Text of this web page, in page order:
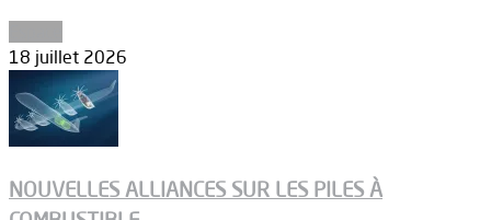
18 juillet 2026
NOUVELLES ALLIANCES SUR LES PILES À